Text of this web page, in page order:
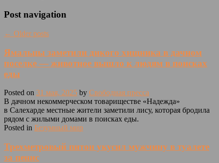
Post navigation
← Older posts
Ямальцы заметили дикого хищника в дачном
поселке — животное вышло к людям в поисках
еды
Posted on 31 мая, 2025 by Свободная пресса
В дачном некоммерческом товариществе «Надежда»
в Салехарде местные жители заметили лису, которая бродила
рядом с жилыми домами в поисках еды.
Posted in Безумный мир
Трехметровый питон укусил мужчину в туалете
за пенис